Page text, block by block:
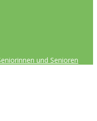
und Senioren